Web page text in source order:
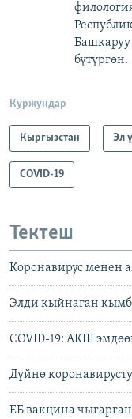
бүтүргөн.
Куржундар
Кыргызстан Эл
COVID-19
Тектеш
Коронавирус менен
Элди кыйнаган
COVID-19: АКШ
Дүйнө
ЕБ вакцина